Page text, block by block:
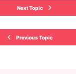
Previous Topic
Next Topic